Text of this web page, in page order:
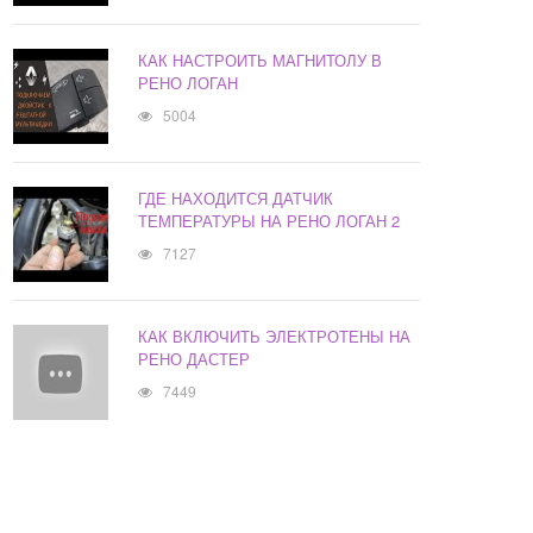
КАК НАСТРОИТЬ МАГНИТОЛУ В
РЕНО ЛОГАН
5004
ГДЕ НАХОДИТСЯ ДАТЧИК
ТЕМПЕРАТУРЫ НА РЕНО ЛОГАН 2
7127
КАК ВКЛЮЧИТЬ ЭЛЕКТРОТЕНЫ НА
РЕНО ДАСТЕР
7449